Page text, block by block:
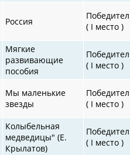
Россия
( I место )
Мягкие
развивающие
пособия
( I место )
Мы маленькие
звезды
( I место )
Колыбельная
медведицы" (Е.
Крылатов)
( I место )